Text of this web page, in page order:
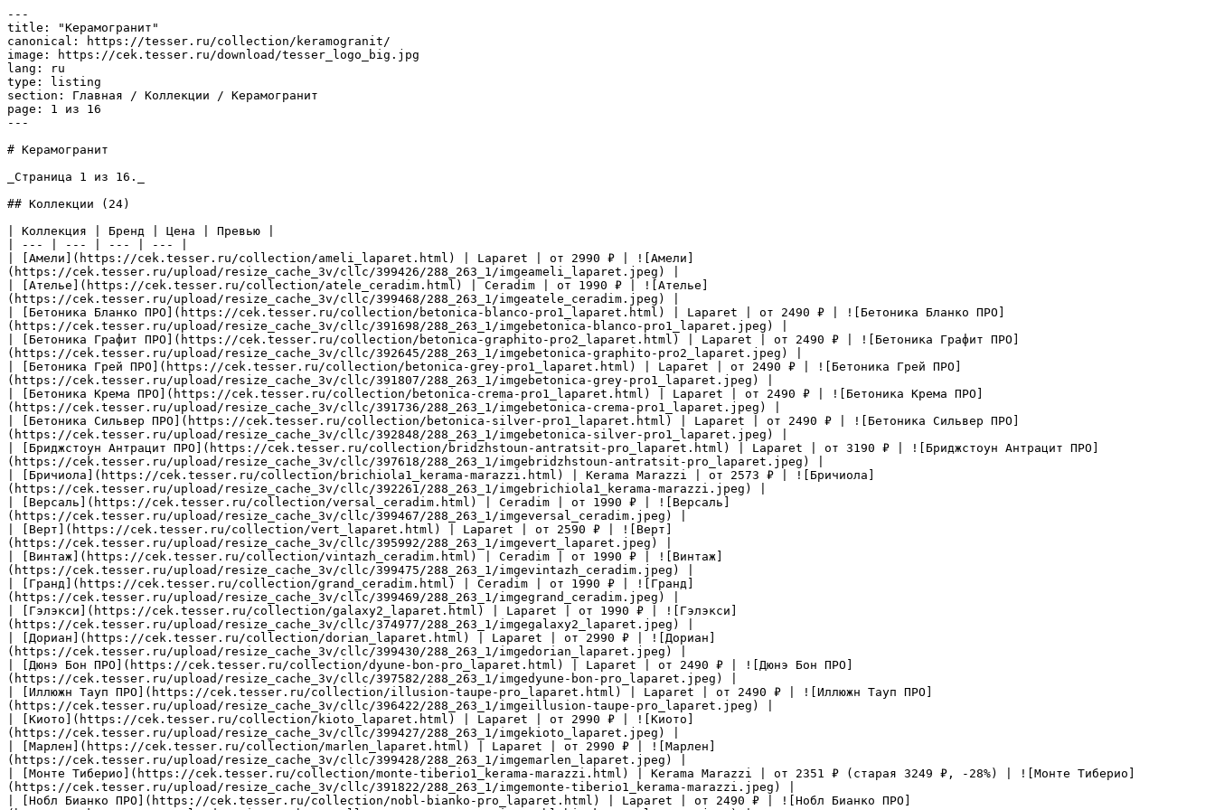
---
title: "Керамогранит"
canonical: https://tesser.ru/collection/keramogranit/
image: https://cek.tesser.ru/download/tesser_logo_big.jpg
lang: ru
type: listing
section: Главная / Коллекции / Керамогранит
page: 1 из 16
---
# Керамогранит
_Страница 1 из 16._
## Коллекции (24)
| Коллекция | Бренд | Цена | Превью |
| --- | --- | --- | --- |
| [Амели](https://cek.tesser.ru/collection/ameli_laparet.html) | Laparet | от 2990 ₽ | ![Амели]
(https://cek.tesser.ru/upload/resize_cache_3v/cllc/399426/288_263_1/imgeameli_laparet.jpeg) |
| [Ателье](https://cek.tesser.ru/collection/atele_ceradim.html) | Ceradim | от 1990 ₽ | ![Ателье]
(https://cek.tesser.ru/upload/resize_cache_3v/cllc/399468/288_263_1/imgeatele_ceradim.jpeg) |
| [Бетоника Бланко ПРО](https://cek.tesser.ru/collection/betonica-blanco-pro1_laparet.html) | Laparet | от 2490 ₽ | ![Бетоника Бланко ПРО]
(https://cek.tesser.ru/upload/resize_cache_3v/cllc/391698/288_263_1/imgebetonica-blanco-pro1_laparet.jpeg) |
| [Бетоника Графит ПРО](https://cek.tesser.ru/collection/betonica-graphito-pro2_laparet.html) | Laparet | от 2490 ₽ | ![Бетоника Графит ПРО]
(https://cek.tesser.ru/upload/resize_cache_3v/cllc/392645/288_263_1/imgebetonica-graphito-pro2_laparet.jpeg) |
| [Бетоника Грей ПРО](https://cek.tesser.ru/collection/betonica-grey-pro1_laparet.html) | Laparet | от 2490 ₽ | ![Бетоника Грей ПРО]
(https://cek.tesser.ru/upload/resize_cache_3v/cllc/391807/288_263_1/imgebetonica-grey-pro1_laparet.jpeg) |
| [Бетоника Крема ПРО](https://cek.tesser.ru/collection/betonica-crema-pro1_laparet.html) | Laparet | от 2490 ₽ | ![Бетоника Крема ПРО]
(https://cek.tesser.ru/upload/resize_cache_3v/cllc/391736/288_263_1/imgebetonica-crema-pro1_laparet.jpeg) |
| [Бетоника Сильвер ПРО](https://cek.tesser.ru/collection/betonica-silver-pro1_laparet.html) | Laparet | от 2490 ₽ | ![Бетоника Сильвер ПРО]
(https://cek.tesser.ru/upload/resize_cache_3v/cllc/392848/288_263_1/imgebetonica-silver-pro1_laparet.jpeg) |
| [Бриджстоун Антрацит ПРО](https://cek.tesser.ru/collection/bridzhstoun-antratsit-pro_laparet.html) | Laparet | от 3190 ₽ | ![Бриджстоун Антрацит ПРО]
(https://cek.tesser.ru/upload/resize_cache_3v/cllc/397618/288_263_1/imgebridzhstoun-antratsit-pro_laparet.jpeg) |
| [Бричиола](https://cek.tesser.ru/collection/brichiola1_kerama-marazzi.html) | Kerama Marazzi | от 2573 ₽ | ![Бричиола]
(https://cek.tesser.ru/upload/resize_cache_3v/cllc/392261/288_263_1/imgebrichiola1_kerama-marazzi.jpeg) |
| [Версаль](https://cek.tesser.ru/collection/versal_ceradim.html) | Ceradim | от 1990 ₽ | ![Версаль]
(https://cek.tesser.ru/upload/resize_cache_3v/cllc/399467/288_263_1/imgeversal_ceradim.jpeg) |
| [Верт](https://cek.tesser.ru/collection/vert_laparet.html) | Laparet | от 2590 ₽ | ![Верт]
(https://cek.tesser.ru/upload/resize_cache_3v/cllc/395992/288_263_1/imgevert_laparet.jpeg) |
| [Винтаж](https://cek.tesser.ru/collection/vintazh_ceradim.html) | Ceradim | от 1990 ₽ | ![Винтаж]
(https://cek.tesser.ru/upload/resize_cache_3v/cllc/399475/288_263_1/imgevintazh_ceradim.jpeg) |
| [Гранд](https://cek.tesser.ru/collection/grand_ceradim.html) | Ceradim | от 1990 ₽ | ![Гранд]
(https://cek.tesser.ru/upload/resize_cache_3v/cllc/399469/288_263_1/imgegrand_ceradim.jpeg) |
| [Гэлэкси](https://cek.tesser.ru/collection/galaxy2_laparet.html) | Laparet | от 1990 ₽ | ![Гэлэкси]
(https://cek.tesser.ru/upload/resize_cache_3v/cllc/374977/288_263_1/imgegalaxy2_laparet.jpeg) |
| [Дориан](https://cek.tesser.ru/collection/dorian_laparet.html) | Laparet | от 2990 ₽ | ![Дориан]
(https://cek.tesser.ru/upload/resize_cache_3v/cllc/399430/288_263_1/imgedorian_laparet.jpeg) |
| [Дюнэ Бон ПРО](https://cek.tesser.ru/collection/dyune-bon-pro_laparet.html) | Laparet | от 2490 ₽ | ![Дюнэ Бон ПРО]
(https://cek.tesser.ru/upload/resize_cache_3v/cllc/397582/288_263_1/imgedyune-bon-pro_laparet.jpeg) |
| [Иллюжн Тауп ПРО](https://cek.tesser.ru/collection/illusion-taupe-pro_laparet.html) | Laparet | от 2490 ₽ | ![Иллюжн Тауп ПРО]
(https://cek.tesser.ru/upload/resize_cache_3v/cllc/396422/288_263_1/imgeillusion-taupe-pro_laparet.jpeg) |
| [Киото](https://cek.tesser.ru/collection/kioto_laparet.html) | Laparet | от 2990 ₽ | ![Киото]
(https://cek.tesser.ru/upload/resize_cache_3v/cllc/399427/288_263_1/imgekioto_laparet.jpeg) |
| [Марлен](https://cek.tesser.ru/collection/marlen_laparet.html) | Laparet | от 2990 ₽ | ![Марлен]
(https://cek.tesser.ru/upload/resize_cache_3v/cllc/399428/288_263_1/imgemarlen_laparet.jpeg) |
| [Монте Тиберио](https://cek.tesser.ru/collection/monte-tiberio1_kerama-marazzi.html) | Kerama Marazzi | от 2351 ₽ (старая 3249 ₽, -28%) | ![Монте Тиберио]
(https://cek.tesser.ru/upload/resize_cache_3v/cllc/391822/288_263_1/imgemonte-tiberio1_kerama-marazzi.jpeg) |
| [Нобл Бианко ПРО](https://cek.tesser.ru/collection/nobl-bianko-pro_laparet.html) | Laparet | от 2490 ₽ | ![Нобл Бианко ПРО]